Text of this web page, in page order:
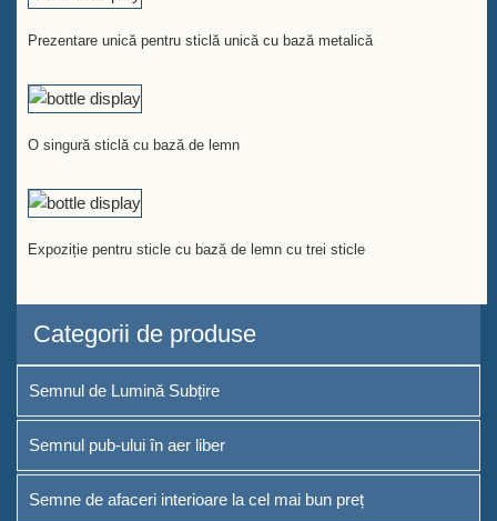
Prezentare unică pentru sticlă unică cu bază metalică
O singură sticlă cu bază de lemn
Expoziție pentru sticle cu bază de lemn cu trei sticle
Categorii de produse
Semnul de Lumină Subțire
Semnul pub-ului în aer liber
Semne de afaceri interioare la cel mai bun preț